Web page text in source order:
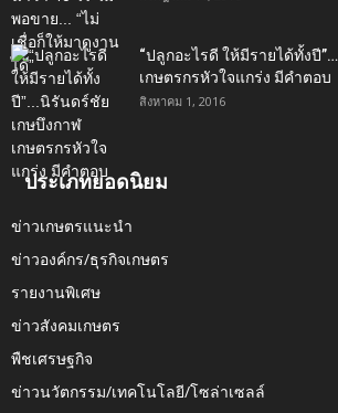
“ปลูกอะไรดี ให้มีรายได้ทั้งปี
เกษตรกรหัวใจแกร่ง มีคำตอบ
สิงหาคม 1, 2016
ประเภทยอดนิยม
ข่าวเกษตรแนะนำ
ข่าวองค์กร/ธุรกิจเกษตร
รายงานพิเศษ
ข่าวสังคมเกษตร
พืชเศรษฐกิจ
ข่าวนวัตกรรม/เทคโนโลยี/โซล่าเซลล์